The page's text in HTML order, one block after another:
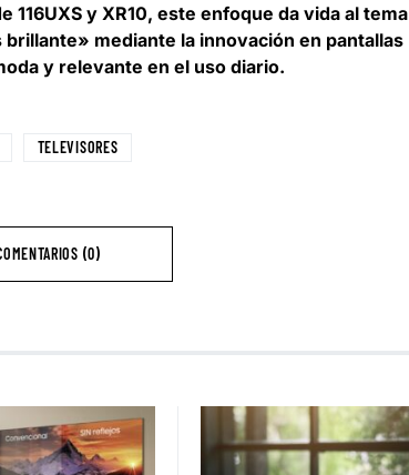
y XR10, este enfoque da vida al tema
mediante la innovación en pantallas
y relevante en el uso diario.
TELEVISORES
(0)